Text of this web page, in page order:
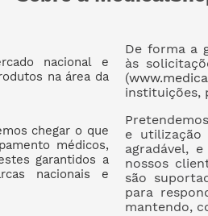
nacional e
na área da
chegar o que
médicos,
garantidos a
nacionais e
De forma a
às
(
instituições,
e utilização
agradável,
nossos
são
para
mantendo,